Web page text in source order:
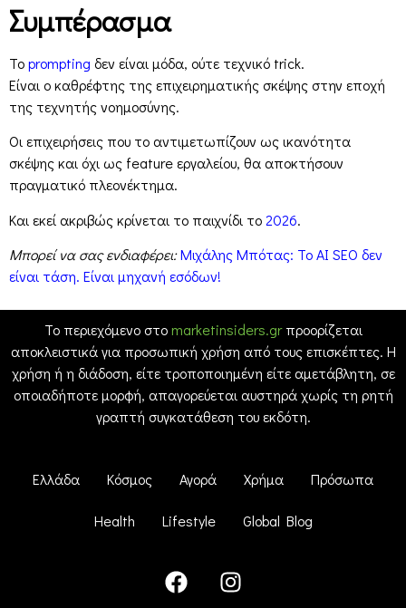
Συμπέρασμα
Τοprompting δεν είναι μόδα, ούτε τεχνικό trick.
Είναι ο καθρέφτης της επιχειρηματικής σκέψης στην εποχή
της τεχνητής νοημοσύνης.
Οι επιχειρήσεις που το αντιμετωπίζουν ως ικανότητα
σκέψης και όχι ως feature εργαλείου, θα αποκτήσουν
πραγματικό πλεονέκτημα.
Και εκεί ακριβώς κρίνεται το παιχνίδι το2026.
Μπορεί να σας ενδιαφέρει:Μιχάλης Μπότας: Το AI SEO δεν
είναι τάση. Είναι μηχανή εσόδων!
Το περιεχόμενο στοmarketinsiders.grπροορίζεται
αποκλειστικά για προσωπική χρήση από τους επισκέπτες. Η
χρήση ή η διάδοση, είτε τροποποιημένη είτε αμετάβλητη, σε
οποιαδήποτε μορφή, απαγορεύεται αυστηρά χωρίς τη ρητή
γραπτή συγκατάθεση του εκδότη.
Ελλάδα Κόσμος Αγορά Χρήμα Πρόσωπα
Health Lifestyle Global Blog